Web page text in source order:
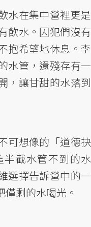
水在集中營裡更是
飲水。囚犯們沒有
抱希望地休息。李
水管，還殘存有一
，讓甘甜的水落到
可想像的「道德抉
截水管不到的水
選擇告訴營中的一
剩的水喝光。